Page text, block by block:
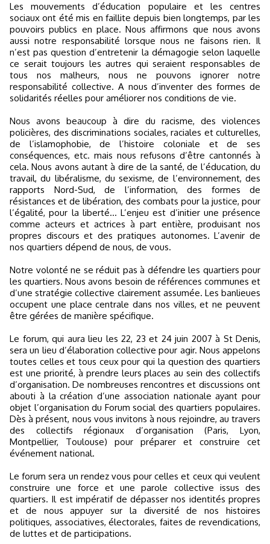
Les mouvements d’éducation populaire et les centres
sociaux ont été mis en faillite depuis bien longtemps, par les
pouvoirs publics en place. Nous affirmons que nous avons
aussi notre responsabilité lorsque nous ne faisons rien. Il
n’est pas question d’entretenir la démagogie selon laquelle
ce serait toujours les autres qui seraient responsables de
tous nos malheurs, nous ne pouvons ignorer notre
responsabilité collective. A nous d’inventer des formes de
solidarités réelles pour améliorer nos conditions de vie.
Nous avons beaucoup à dire du racisme, des violences
policières, des discriminations sociales, raciales et culturelles,
de l’islamophobie, de l’histoire coloniale et de ses
conséquences, etc. mais nous refusons d’être cantonnés à
cela. Nous avons autant à dire de la santé, de l’éducation, du
travail, du libéralisme, du sexisme, de l’environnement, des
rapports Nord-Sud, de l’information, des formes de
résistances et de libération, des combats pour la justice, pour
l’égalité, pour la liberté… L’enjeu est d’initier une présence
comme acteurs et actrices à part entière, produisant nos
propres discours et des pratiques autonomes. L’avenir de
nos quartiers dépend de nous, de vous.
Notre volonté ne se réduit pas à défendre les quartiers pour
les quartiers. Nous avons besoin de références communes et
d’une stratégie collective clairement assumée. Les banlieues
occupent une place centrale dans nos villes, et ne peuvent
être gérées de manière spécifique.
Le forum, qui aura lieu les 22, 23 et 24 juin 2007 à St Denis,
sera un lieu d’élaboration collective pour agir. Nous appelons
toutes celles et tous ceux pour qui la question des quartiers
est une priorité, à prendre leurs places au sein des collectifs
d’organisation. De nombreuses rencontres et discussions ont
abouti à la création d’une association nationale ayant pour
objet l’organisation du Forum social des quartiers populaires.
Dès à présent, nous vous invitons à nous rejoindre, au travers
des collectifs régionaux d’organisation (Paris, Lyon,
Montpellier, Toulouse) pour préparer et construire cet
événement national.
Le forum sera un rendez vous pour celles et ceux qui veulent
construire une force et une parole collective issus des
quartiers. Il est impératif de dépasser nos identités propres
et de nous appuyer sur la diversité de nos histoires
politiques, associatives, électorales, faites de revendications,
de luttes et de participations.